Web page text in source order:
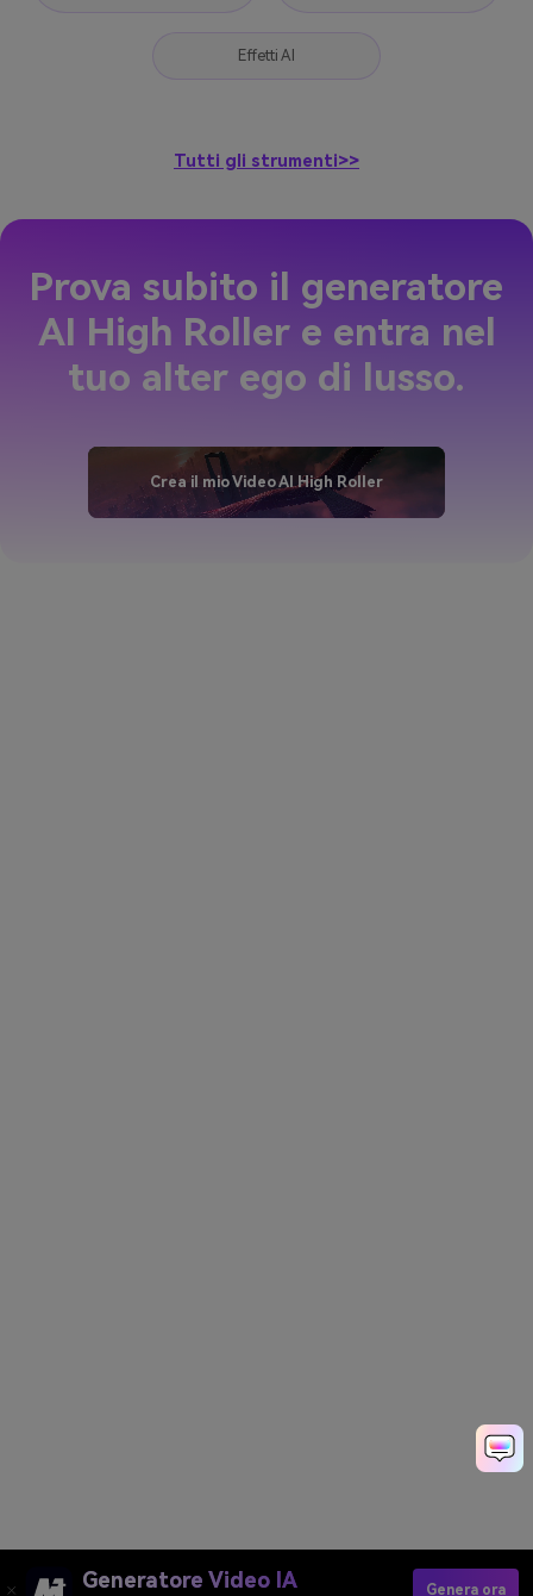
Effetti AI
Tutti gli strumenti>>
Prova subito il generatore
AI High Roller e entra nel
tuo alter ego di lusso.
Crea il mio Video AI High Roller
Generatore Video IA Genera ora